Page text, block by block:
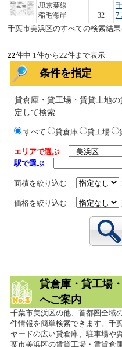
JR京葉線
稲毛海岸
-
32
千葉市美浜区のすべての検索結果
22件中 1件から22件まで表示
条件を指定
貸倉庫・貸工場・賃貸土地
定して検索
すべて 貸倉庫 貸工場
エリアで選ぶ
駅で選ぶ
面積を絞り込む
価格を絞り込む
貸倉庫・貸工場
へご案内
千葉市美浜区の他、首都圏全域
件情報を簡単検索できます。千
ヤードの広い貸倉庫、駐車場や
葉市美浜区の賃貸工場・賃貸倉